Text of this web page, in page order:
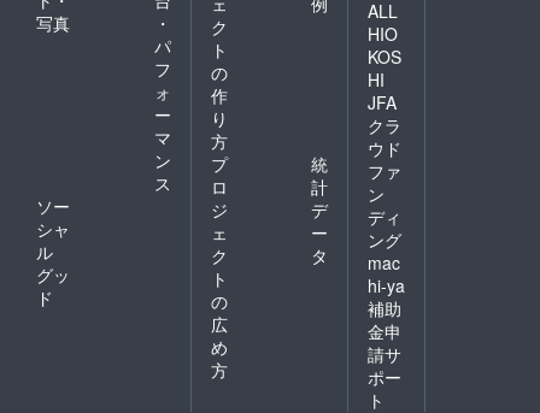
写真
・
パ
フ
ォ
ー
マ
ン
ス
ソー
シャ
ル
グッ
ド
ク
ト
の
作
り
方
プ
ロ
ジ
ェ
ク
ト
の
広
め
方
統
計
デ
ー
タ
ALL
HIO
KOS
HI
JFA
クラ
ウド
ファ
ン
ディ
ング
mac
hi-ya
補助
金申
請サ
ポー
ト